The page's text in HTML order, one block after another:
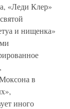
«Леди Клер»
и нищенка»
в
иного